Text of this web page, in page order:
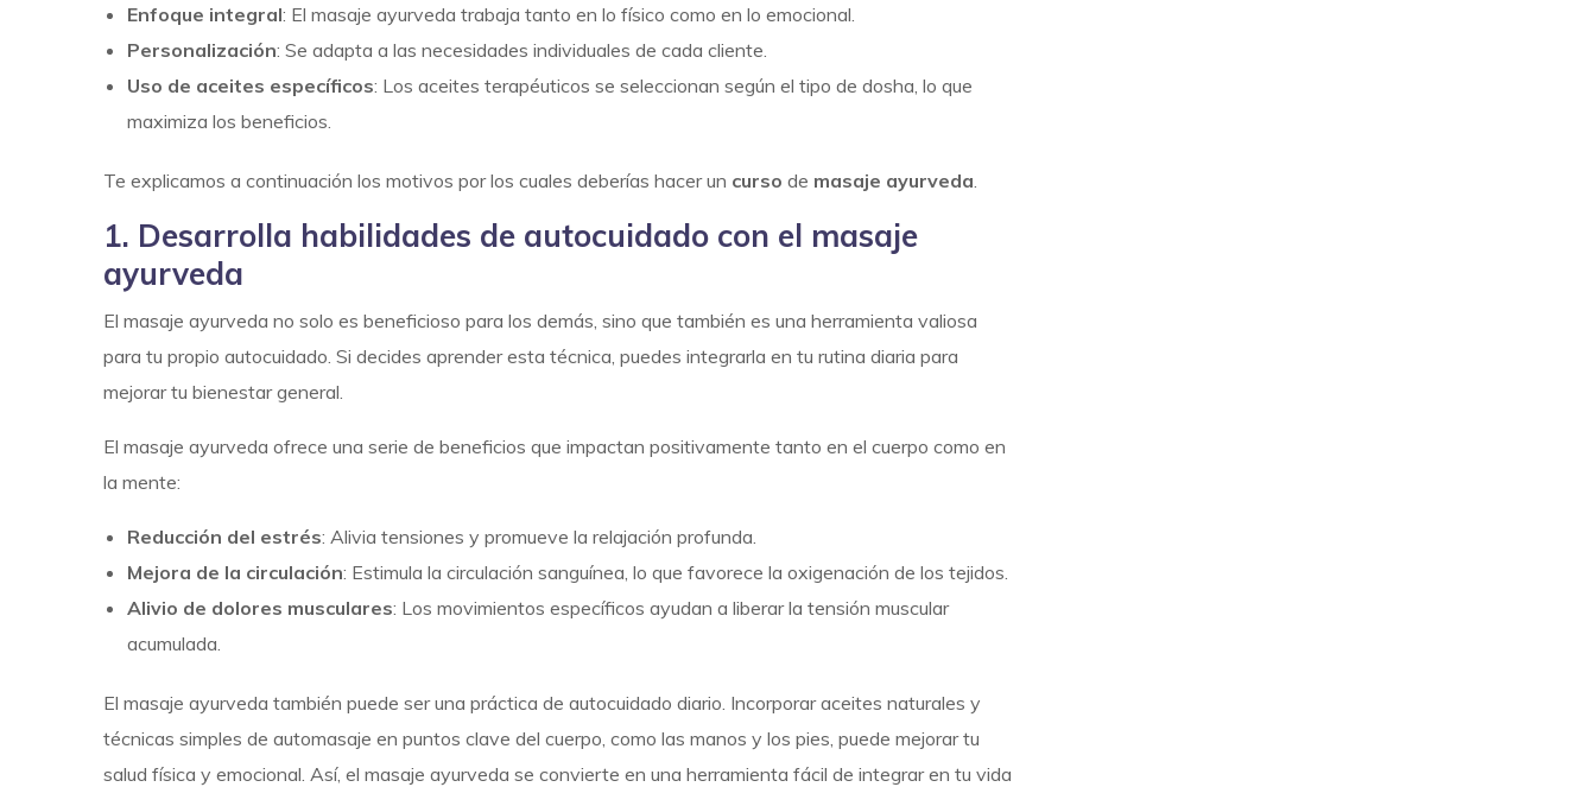
Enfoque integral: El masaje ayurveda trabaja tanto en lo físico como en lo emocional.
Personalización: Se adapta a las necesidades individuales de cada cliente.
Uso de aceites específicos: Los aceites terapéuticos se seleccionan según el tipo de dosha, lo que
maximiza los beneficios.
Te explicamos a continuación los motivos por los cuales deberías hacer un curso de masaje ayurveda
1. Desarrolla habilidades de autocuidado con el masaje
ayurveda
El masaje ayurveda no solo es beneficioso para los demás, sino que también es una herramienta valiosa
para tu propio autocuidado. Si decides aprender esta técnica, puedes integrarla en tu rutina diaria para
mejorar tu bienestar general.
El masaje ayurveda ofrece una serie de beneficios que impactan positivamente tanto en el cuerpo como en
la mente:
Reducción del estrés: Alivia tensiones y promueve la relajación profunda.
Mejora de la circulación: Estimula la circulación sanguínea, lo que favorece la oxigenación de los tejidos.
Alivio de dolores musculares: Los movimientos específicos ayudan a liberar la tensión muscular
acumulada.
El masaje ayurveda también puede ser una práctica de autocuidado diario. Incorporaraceites naturales y
técnicas simples de automasaje en puntos clave del cuerpo, como las manos y los pies, puede mejorar tu
salud física y emocional. Así, el masaje ayurveda se convierte en una herramienta fácil de integrar en tu vida